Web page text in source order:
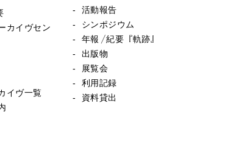
カイヴセン
イヴ一覧
- 活動報告
- シンポジウム
- 年報／紀要『軌跡』
- 出版物
- 展覧会
- 利用記録
- 資料貸出